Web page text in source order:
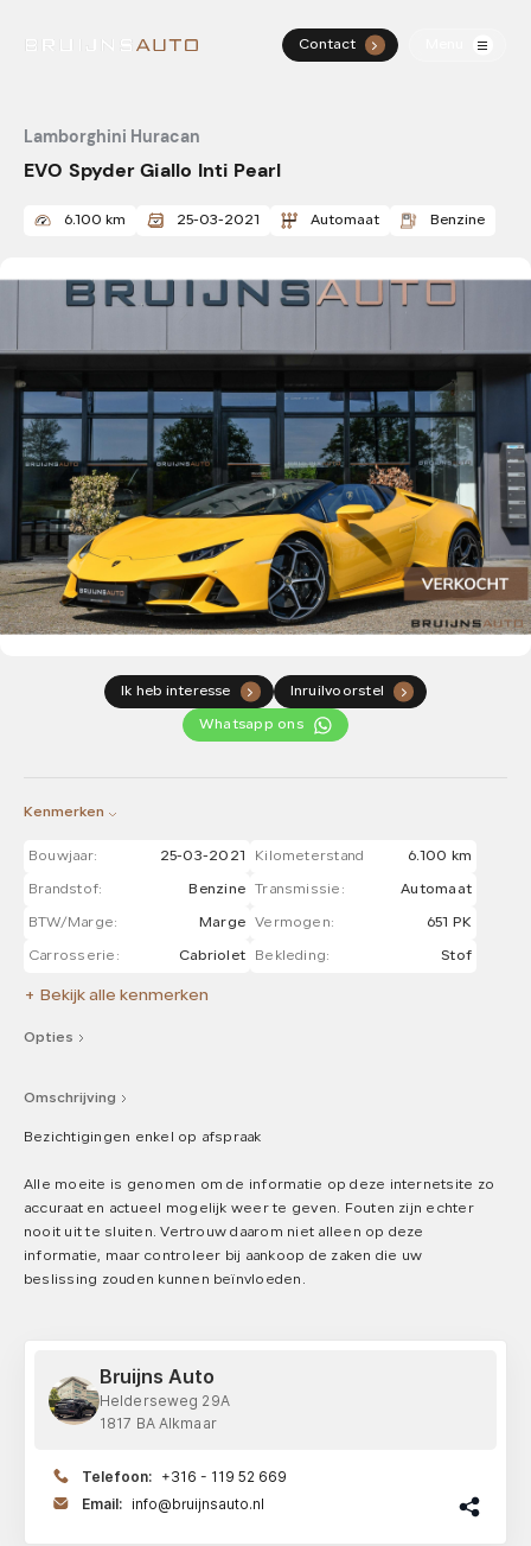
Contact .
Diensten
Over ons
Contact
Lamborghini Huracan
EVO Spyder Giallo Inti Pearl
6.100 km 25-03-2021 Automaat Benzine
Ik heb interesse . Inruilvoorstel .
Whatsapp ons
Kenmerken
Bouwjaar: 25-03-2021 Kilometerstand 6.100 km
Brandstof: Benzine Transmissie: Automaat
BTW/Marge: Marge Vermogen: 651 PK
Carrosserie: Cabriolet Bekleding: Stof
+ Bekijk alle kenmerken
Opties
Omschrijving
Bezichtigingen enkel op afspraak
Alle moeite is genomen om de informatie op deze internetsite zo
accuraat en actueel mogelijk weer te geven. Fouten zijn echter
nooit uit te sluiten. Vertrouw daarom niet alleen op deze
informatie, maar controleer bij aankoop de zaken die uw
beslissing zouden kunnen beïnvloeden.
Bruijns Auto
Helderseweg 29A
1817 BA Alkmaar
Telefoon: +316 - 119 52 669
Email: info@bruijnsauto.nl